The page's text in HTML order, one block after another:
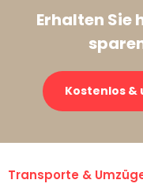
Erhalten Sie
Kostenlos
Transporte &